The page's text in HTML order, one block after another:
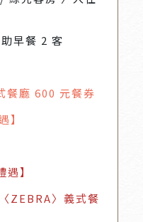
早餐 2 客
餐廳 600 元餐券
】
】
ZEBRA〉義式餐